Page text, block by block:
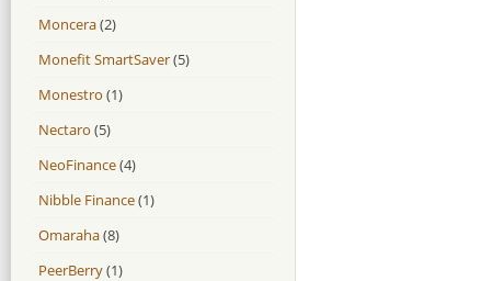
Moncera(2)
Monefit SmartSaver(5)
Monestro (1)
Nectaro (5)
NeoFinance(4)
Nibble Finance(1)
Omaraha(8)
PeerBerry(1)